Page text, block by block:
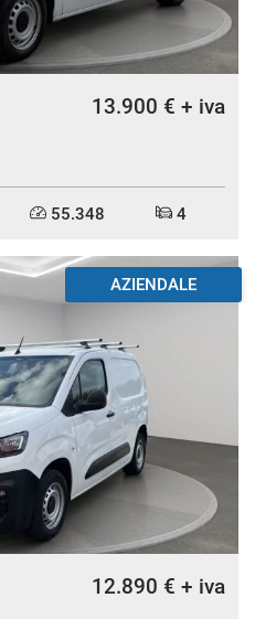
13.900 € + iva
55.348 4
AZIENDALE
12.890 € + iva